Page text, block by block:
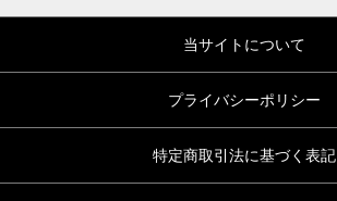
当サイトについて
プライバシーポリシー
特定商取引法に基づく表記